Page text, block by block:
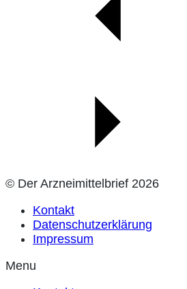
© Der Arzneimittelbrief 2026
Kontakt
Datenschutzerklärung
Impressum
Menu